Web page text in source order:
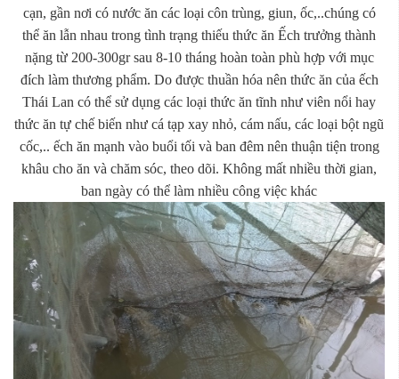
cạn, gần nơi có nước ăn các loại côn trùng, giun, ốc,..chúng có
thể ăn lẫn nhau trong tình trạng thiếu thức ăn Ếch trưởng thành
nặng từ 200-300gr sau 8-10 tháng hoàn toàn phù hợp với mục
đích làm thương phẩm. Do được thuần hóa nên thức ăn của ếch
Thái Lan có thể sử dụng các loại thức ăn tĩnh như viên nổi hay
thức ăn tự chế biến như cá tạp xay nhỏ, cám nấu, các loại bột ngũ
cốc,.. ếch ăn mạnh vào buổi tối và ban đêm nên thuận tiện trong
khâu cho ăn và chăm sóc, theo dõi. Không mất nhiều thời gian,
ban ngày có thể làm nhiều công việc khác